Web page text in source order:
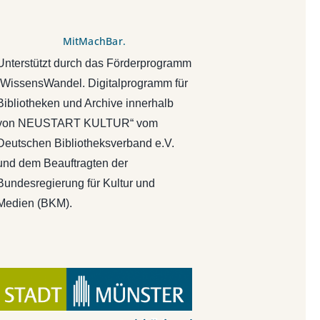
MitMachBar.
durch das Förderprogramm
Digitalprogramm für
und Archive innerhalb
NEUSTART KULTUR“ vom
Bibliotheksverband e.V.
dem Beauftragten der
für Kultur und
(BKM).